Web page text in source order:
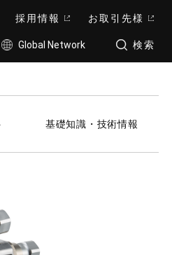
採用情報 お取引先様
Global Network 検索
基礎知識・技術情報